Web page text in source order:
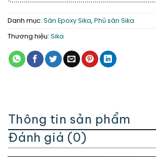
Danh mục: Sàn Epoxy Sika, Phủ sàn Sika
Thương hiệu: Sika
Thông tin sản phẩm
Đánh giá (0)